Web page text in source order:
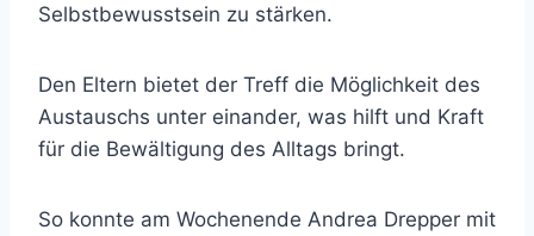
Selbstbewusstsein zu stärken.
Den Eltern bietet der Treff die Möglichkeit des
Austauschs unter einander, was hilft und Kraft
für die Bewältigung des Alltags bringt.
So konnte am Wochenende Andrea Drepper mit